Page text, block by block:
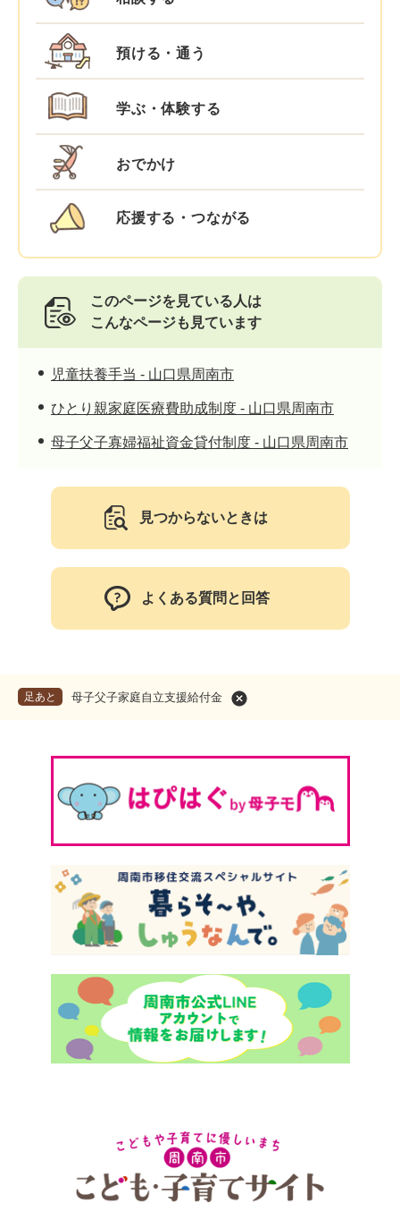
預ける・通う
学ぶ・体験する
おでかけ
応援する・つながる
このページを見ている人は
こんなページも見ています
児童扶養手当 - 山口県周南市
ひとり親家庭医療費助成制度 - 山口県周南市
母子父子寡婦福祉資金貸付制度 - 山口県周南市
見つからないときは
よくある質問と回答
足あと 母子父子家庭自立支援給付金